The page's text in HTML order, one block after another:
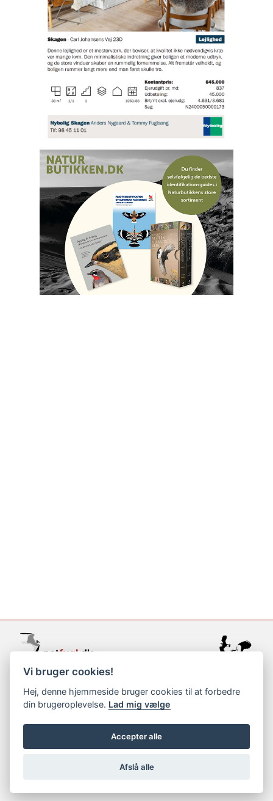
support@netfugl.dk
copyright © 2002-2023
Vi bruger cookies!
Hej, denne hjemmeside bruger cookies til at forbedre
din brugeroplevelse. Lad mig vælge
Accepter alle
Afslå alle